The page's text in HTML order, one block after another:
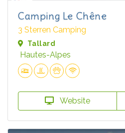
Camping Le Chêne
3 Sterren Camping
Tallard
Hautes-Alpes
Website